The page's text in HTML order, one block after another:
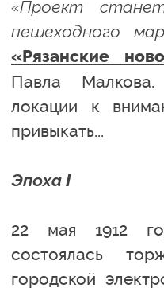
«Проект
пешеходного
«Рязанские
Павла
локации к
привыкать...
Эпоха I
22 мая 1912
состоялась
городской